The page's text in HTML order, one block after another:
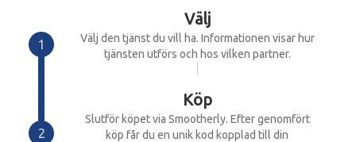
Välj
Välj den tjänst du vill ha. Informationen visar hur
tjänsten utförs och hos vilken partner.
Köp
Slutför köpet via Smootherly. Efter genomfört
köp får du en unik kod kopplad till din